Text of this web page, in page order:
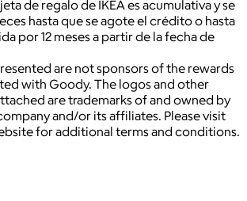
de regalo de IKEA es acumulativa y se
hasta que se agote el crédito o hasta
por 12 meses a partir de la fecha de
are not sponsors of the rewards
with Goody. The logos and other
are trademarks of and owned by
and/or its affiliates. Please visit
for additional terms and conditions.